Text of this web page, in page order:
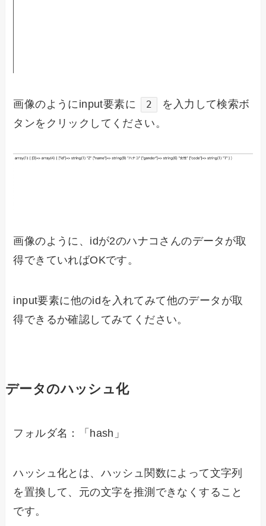
画像のようにinput要素に 2
を入力して検索ボ
タンをクリックしてください。
画像のように、idが2のハナコさんのデータが取
得できていればOKです。
input要素に他のidを入れてみて他のデータが取
得できるか確認してみてください。
データのハッシュ化
フォルダ名：「hash」
ハッシュ化とは、ハッシュ関数によって文字列
を置換して、元の文字を推測できなくすること
です。